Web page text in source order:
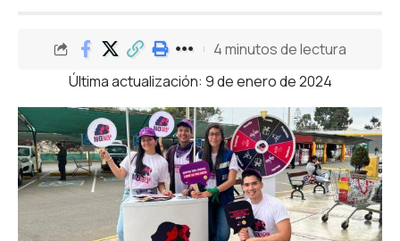
Última actualización: 9 de enero de 2024
4 minutos de lectura